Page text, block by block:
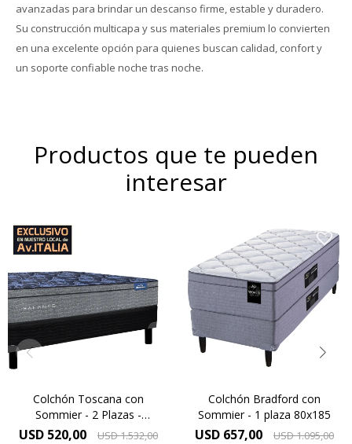
avanzadas para brindar un descanso firme, estable y duradero.
Su construcción multicapa y sus materiales premium lo convierten
en una excelente opción para quienes buscan calidad, confort y
un soporte confiable noche tras noche.
Productos que te pueden
interesar
Mayor firmeza y duración.
Altura de colchón 24 cm y
59cm la suma del colchón y
el sommier.
Europillow con capas extras
de relleno en la parte
superior del colchón y tejido
Jackard que aporta una
suavidad adicional en la
Colchón Toscana con
Sommier - 2 Plazas -
140x190 (Oportunidad)
USD 520,00 USD1.532,00
Europillow compuesto por
espumas premium y
cubierto por tejido de punto
matelaseado. Altura de
colchón 29 cm y 64 cm la
suma del colchón y el
sommier.
Colchón Bradford con
Sommier - 1 plaza 80x185
USD 657,00 USD1.095,00